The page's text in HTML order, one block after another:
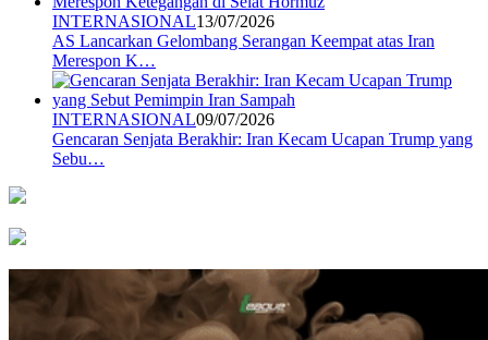
INTERNASIONAL13/07/2026
AS Lancarkan Gelombang Serangan Keempat atas Iran
Merespon K…
INTERNASIONAL09/07/2026
Gencaran Senjata Berakhir: Iran Kecam Ucapan Trump yang
Sebu…